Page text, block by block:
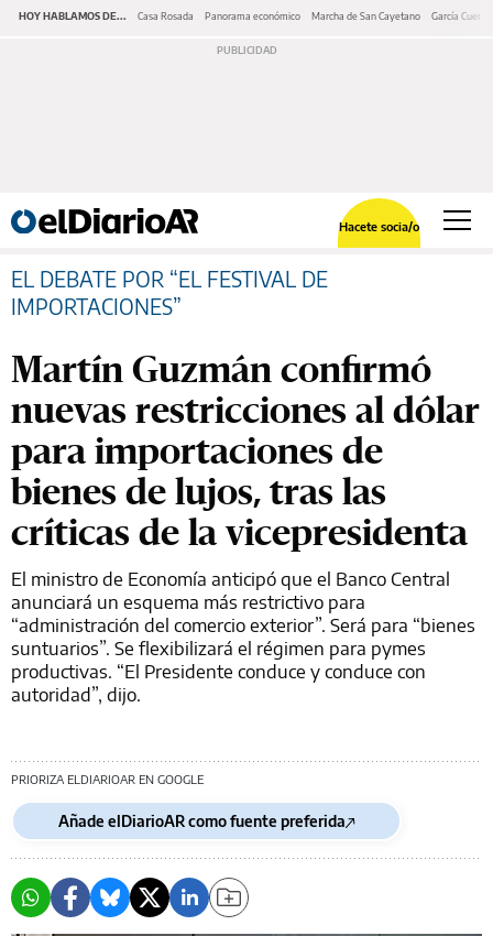
HOY HABLAMOS DE... Casa Rosada Panorama económico Marcha de San Cayetano García Cuerva
Hacete socia/o
EL DEBATE POR “EL FESTIVAL DE
IMPORTACIONES”
Martín Guzmán confirmó
nuevas restricciones al dólar
para importaciones de
bienes de lujos, tras las
críticas de la vicepresidenta
El ministro de Economía anticipó que el Banco Central
anunciará un esquema más restrictivo para
“administración del comercio exterior”. Será para “bienes
suntuarios”. Se flexibilizará el régimen para pymes
productivas. “El Presidente conduce y conduce con
autoridad”, dijo.
PRIORIZA ELDIARIOAR EN GOOGLE
Añade elDiarioAR como fuente preferida